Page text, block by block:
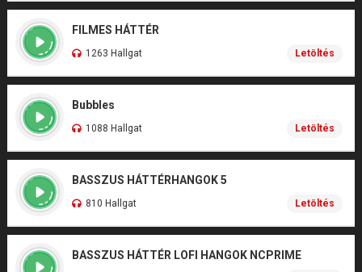
FILMES HÁTTÉR
1263 Hallgat Letöltés
Bubbles
1088 Hallgat Letöltés
BASSZUS HÁTTÉRHANGOK 5
810 Hallgat Letöltés
BASSZUS HÁTTÉR LOFI HANGOK NCPRIME